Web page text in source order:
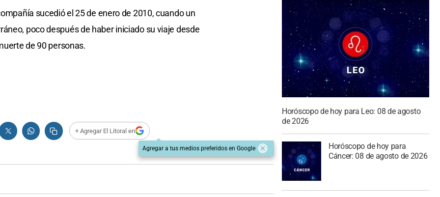
sucedió el 25 de enero de 2010, cuando un
poco después de haber iniciado su viaje desde
de 90 personas.
+ Agregar El Litoral en
Agregar a tus medios preferidos en Google
Horóscopo de hoy para Leo: 08 de agosto
de 2026
Horóscopo de hoy para
Cáncer: 08 de agosto de 2026